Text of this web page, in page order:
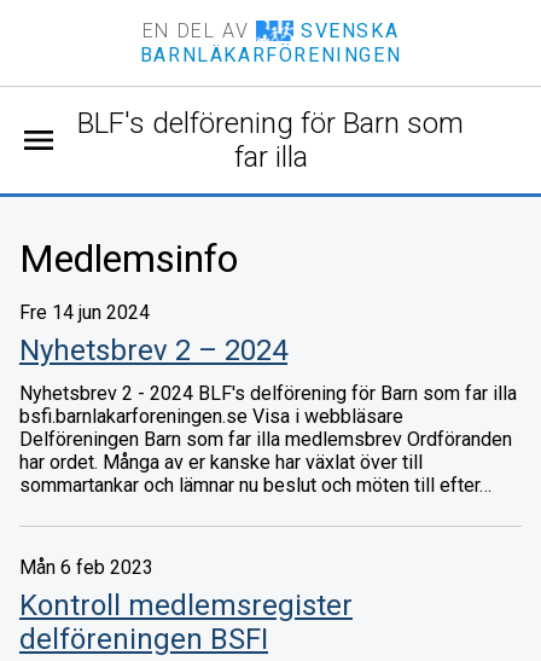
EN DEL AV
SVENSKA
BARNLÄKARFÖRENINGEN
BLF's delförening för Barn som
far illa
menu
Medlemsinfo
Fre 14 jun 2024
Nyhetsbrev 2 – 2024
Nyhetsbrev 2 - 2024 BLF's delförening för Barn som far illa
bsfi.barnlakarforeningen.se Visa i webbläsare
Delföreningen Barn som far illa medlemsbrev Ordföranden
har ordet. Många av er kanske har växlat över till
sommartankar och lämnar nu beslut och möten till efter…
Mån 6 feb 2023
Kontroll medlemsregister
delföreningen BSFI